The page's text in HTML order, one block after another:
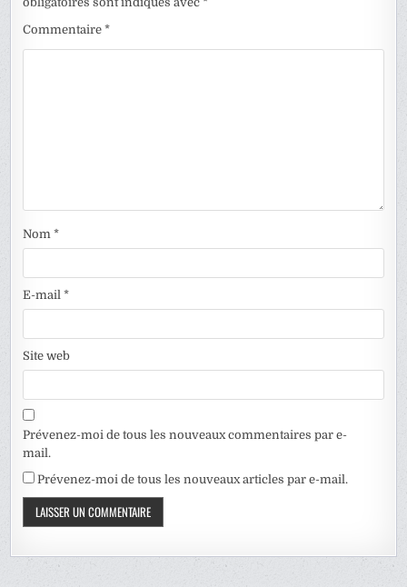
Commentaire*
Nom*
E-mail*
Site web
Prévenez-moi de tous les nouveaux commentaires par e-
mail.
Prévenez-moi de tous les nouveaux articles par e-mail.